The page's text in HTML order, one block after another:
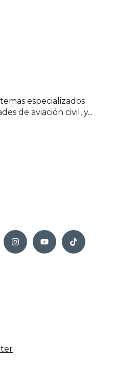
especializados
de aviación civil, y...